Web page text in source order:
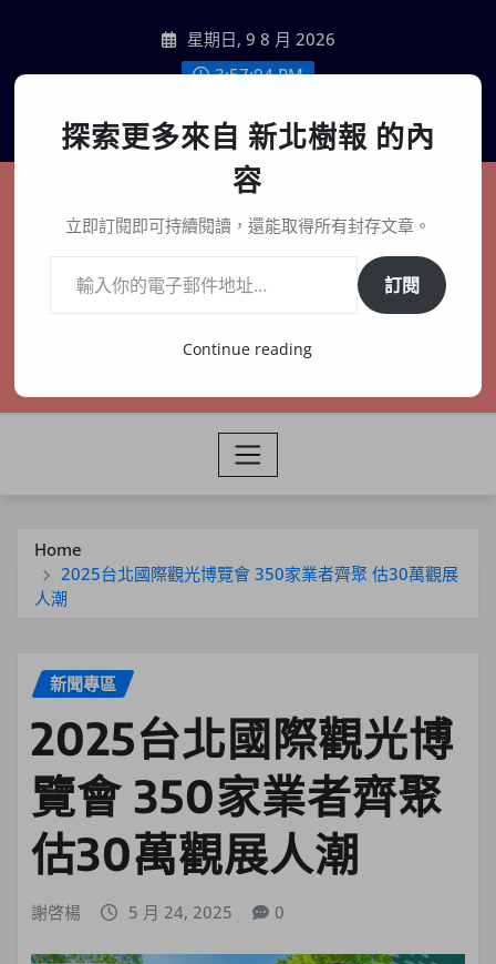
content
星期日, 9 8 月 2026
3:57:06 PM
聯絡我們
新北樹報
在地、記憶、連結、創生
Home
2025台北國際觀光博覽會 350家業者齊聚 估30萬觀展
人潮
新聞專區
2025台北國際觀光博
覽會 350家業者齊聚
估30萬觀展人潮
謝啓楊 5 月 24, 2025 0
探索更多來自 新北樹報 的內
容
立即訂閱即可持續閱讀，還能取得所有封存文章。
訂閱
Continue reading